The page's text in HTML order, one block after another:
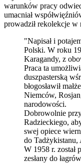
warunków pracy
umacniał
prowadził rekolekcje w
"Napisał i
Polski. W roku
Karagandy, z
Praca ta
duszpasterską
błogosławił
Niemców,
narodowości.
Dobrowolnie
Radzieckiego,
swej opiece
do Tadżykistanu,
W 1958 r. został
zesłany do